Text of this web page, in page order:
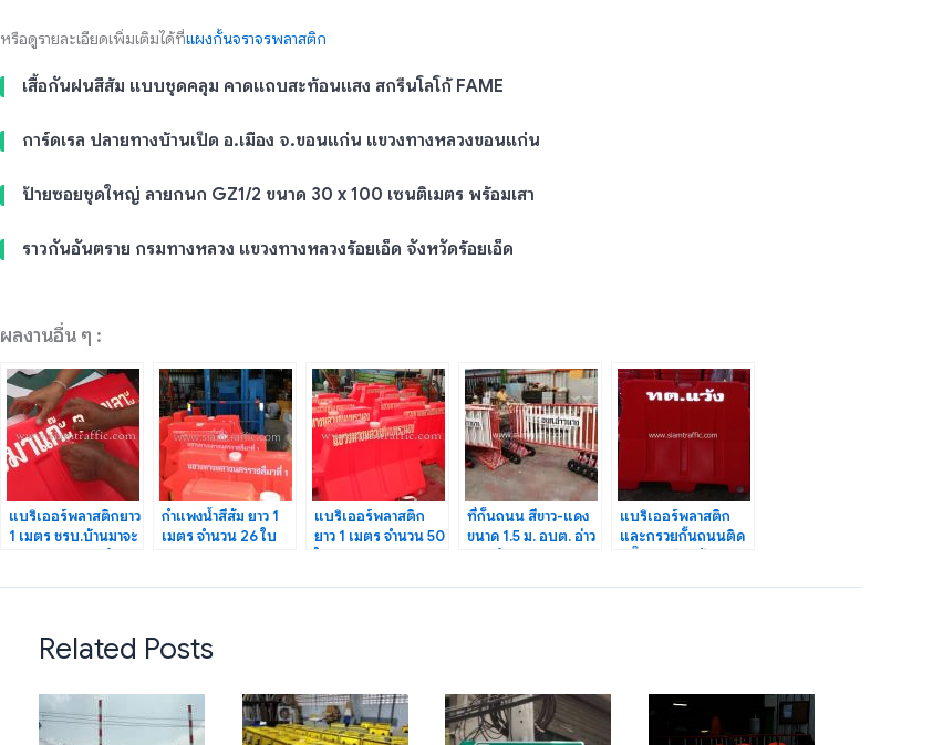
หรือดูรายละเอียดเพิ่มเติมได้ที่แผงกั้นจราจรพลาสติก
เสื้อกันฝนสีส้ม แบบชุดคลุม คาดแถบสะท้อนแสง สกรีนโลโก้ FAME
การ์ดเรล ปลายทางบ้านเป็ด อ.เมือง จ.ขอนแก่น แขวงทางหลวงขอนแก่น
ป้ายซอยชุดใหญ่ ลายกนก GZ1/2 ขนาด 30 x 100 เซนติเมตร พร้อมเสา
ราวกันอันตราย กรมทางหลวง แขวงทางหลวงร้อยเอ็ด จังหวัดร้อยเอ็ด
ผลงานอื่น ๆ :
แบริเออร์พลาสติกยาว
1 เมตร ชรบ.บ้านมาจะ
กำแพงน้ำสีส้ม ยาว 1
เมตร จำนวน 26 ใบ
แบริเออร์พลาสติก
ยาว 1 เมตร จำนวน 50
ที่กั้นถนน สีขาว-แดง
ขนาด 1.5 ม. อบต. อ่าว
แบริเออร์พลาสติก
และกรวยกั้นถนนติด
Related Posts